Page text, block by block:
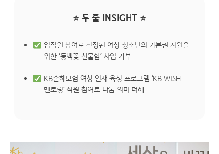
⭐ 두 줄 INSIGHT ⭐
임직원 참여로 선정된 여성 청소년의 기본권 지원을
위한 ‘동백꽃 선물함’ 사업 기부
KB손해보험 여성 인재 육성 프로그램 ‘KB WISH
멘토링’ 직원 참여로 나눔 의미 더해